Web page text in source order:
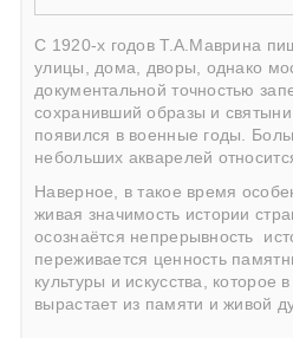
С 1920-х годов Т.А.Маврина
улицы, дома, дворы, однако
документальной точностью
сохранивший образы и
появился в военные годы.
небольших акварелей
Наверное, в такое время
живая значимость истории
осознаётся непрерывность
переживается ценность
культуры и искусства, которое
вырастает из памяти и живой